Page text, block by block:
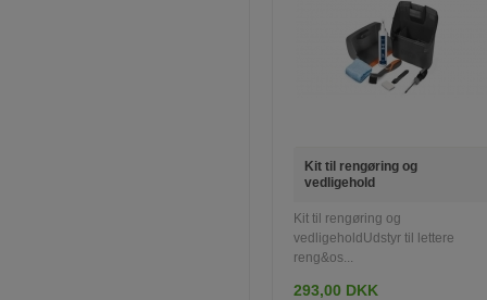
Kit til rengøring og
vedligehold
Kit til rengøring og
vedligeholdUdstyr til lettere
reng&os...
293,00 DKK